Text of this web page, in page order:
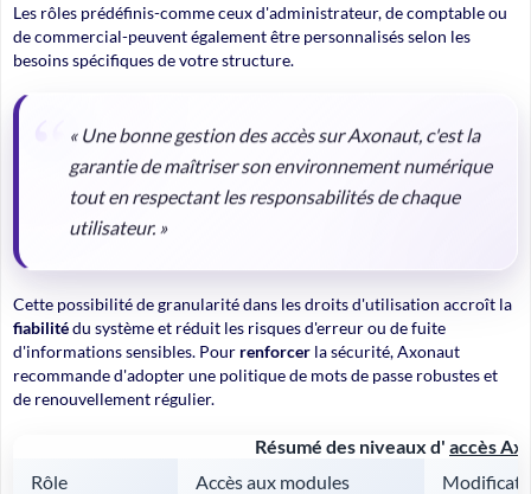
Les rôles prédéfinis-comme ceux d'administrateur, de comptable ou
de commercial-peuvent également être personnalisés selon les
besoins spécifiques de votre structure.
« Une bonne gestion des accès sur Axonaut, c'est la
garantie de maîtriser son environnement numérique
tout en respectant les responsabilités de chaque
utilisateur. »
Cette possibilité de granularité dans les droits d'utilisation accroît la
fiabilitédu système et réduit les risques d'erreur ou de fuite
d'informations sensibles. Pour renforcer la sécurité, Axonaut
recommande d'adopter une politique de mots de passe robustes et
de renouvellement régulier.
Résumé des niveaux d' accès
Rôle
Accès aux modules